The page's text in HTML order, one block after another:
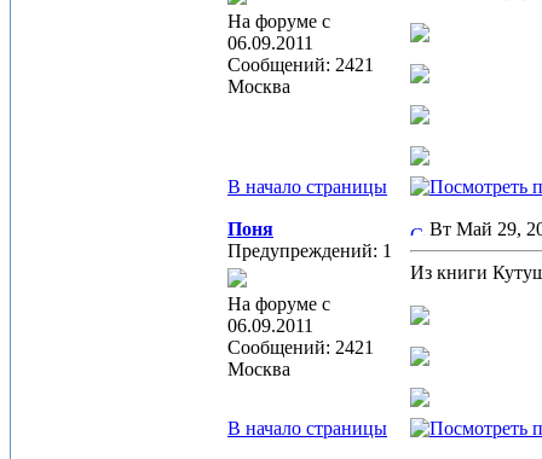
На форуме с
06.09.2011
Сообщений: 2421
Москва
В начало страницы
Поня
Предупреждений: 1
На форуме с
06.09.2011
Сообщений: 2421
Москва
Вт Май 29,
Из книги
В начало страницы